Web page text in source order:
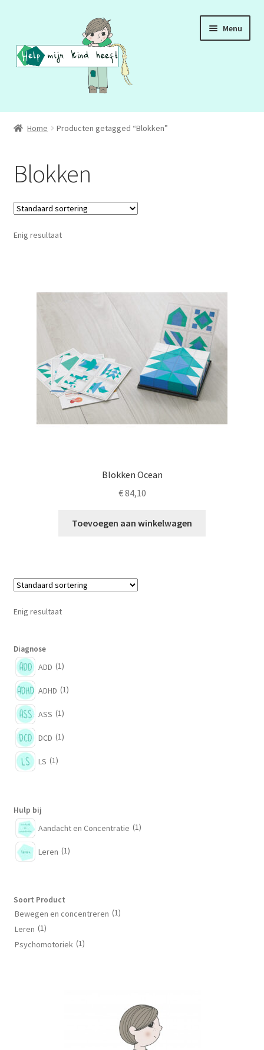
naar
navigatie
de
inhoud
Menu
ADD
ASS
DCD
HSP
SCHOLEN
KOOPJES
Home Producten getagged “Blokken”
Blokken
Enig resultaat
Blokken Ocean
€84,10
Toevoegen aan winkelwagen
Enig resultaat
Diagnose
ADD (1)
ADHD (1)
ASS (1)
DCD (1)
LS (1)
Hulp bij
Aandacht en Concentratie (1)
Leren (1)
Soort Product
Bewegen en concentreren (1)
Leren (1)
Psychomotoriek (1)